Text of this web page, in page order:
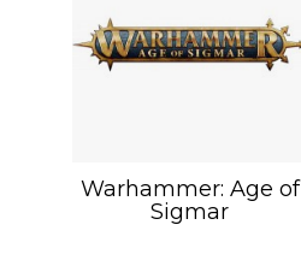
Warhammer: Age of
Sigmar